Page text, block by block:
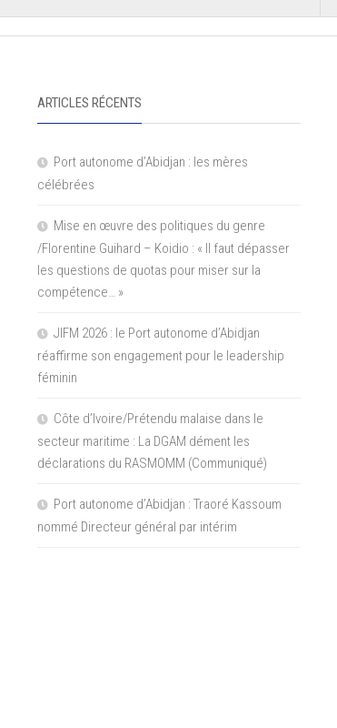
ARTICLES RÉCENTS
Port autonome d’Abidjan : les mères
célébrées
Mise en œuvre des politiques du genre
/Florentine Guihard – Koidio : « Il faut dépasser
les questions de quotas pour miser sur la
compétence… »
JIFM 2026 : le Port autonome d’Abidjan
réaffirme son engagement pour le leadership
féminin
Côte d’Ivoire/Prétendu malaise dans le
secteur maritime : La DGAM dément les
déclarations du RASMOMM (Communiqué)
Port autonome d’Abidjan : Traoré Kassoum
nommé Directeur général par intérim